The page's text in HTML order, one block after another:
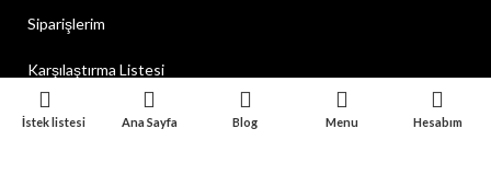
Siparişlerim
Karşılaştırma Listesi
İstek Listesi
İstek listesi Ana Sayfa Blog Menu Hesabım